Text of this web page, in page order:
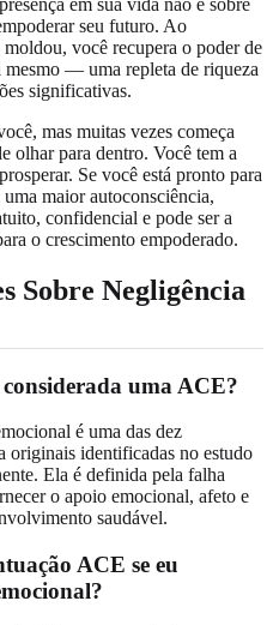
seu futuro. Ao
você recupera o poder de
mesmo — uma repleta de riqueza
significativas.
mas muitas vezes começa
olhar para dentro. Você tem a
Se você está pronto para
maior autoconsciência,
confidencial e pode ser a
o crescimento empoderado.
Sobre Negligência
uma ACE?
é uma das dez
originais identificadas no estudo
Ela é definida pela falha
o apoio emocional, afeto e
saudável.
ACE se eu